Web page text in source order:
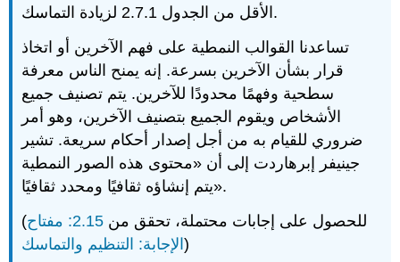
الأقل من الجدول 2.7.1 لزيادة التماسك.
تساعدنا القوالب النمطية على فهم الآخرين أو اتخاذ
قرار بشأن الآخرين بسرعة. إنه يمنح الناس معرفة
سطحية وفهمًا محدودًا للآخرين. يتم تصنيف جميع
الأشخاص ويقوم الجميع بتصنيف الآخرين، وهو أمر
ضروري للقيام به من أجل إصدار أحكام سريعة. تشير
جينيفر إبرهاردت إلى أن «محتوى هذه الصور النمطية
يتم إنشاؤه ثقافيًا ومحدد ثقافيًا».
(للحصول على إجابات محتملة، تحقق من
2.15: مفتاح
الإجابة: التنظيم والتماسك)